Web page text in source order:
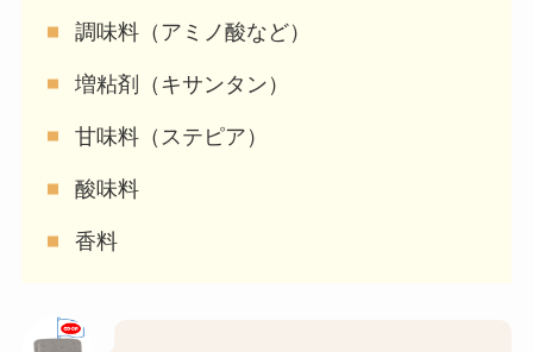
調味料（アミノ酸など）
増粘剤（キサンタン）
甘味料（ステピア）
酸味料
香料